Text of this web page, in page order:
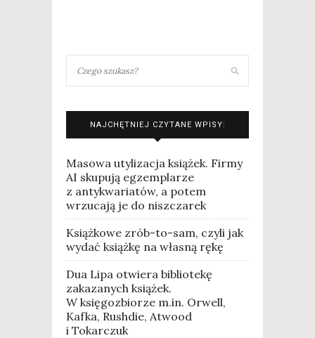
NAJCHĘTNIEJ CZYTANE WPISY:
Masowa utylizacja książek. Firmy
AI skupują egzemplarze
z antykwariatów, a potem
wrzucają je do niszczarek
Książkowe zrób-to-sam, czyli jak
wydać książkę na własną rękę
Dua Lipa otwiera bibliotekę
zakazanych książek.
W księgozbiorze m.in. Orwell,
Kafka, Rushdie, Atwood
i Tokarczuk